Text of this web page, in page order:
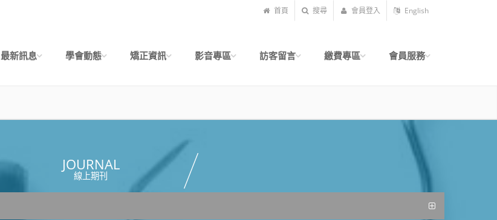
首頁 搜尋 會員登入 English
最新訊息 學會動態 矯正資訊 影音專區 訪客留言 繳費專區 會員服務
JOURNAL
線上期刊